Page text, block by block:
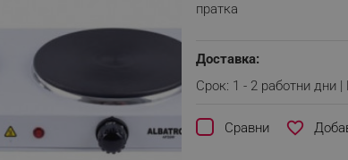
пратка
Доставка:
Срок: 1 - 2 работни дни |
Сравни favorite_border